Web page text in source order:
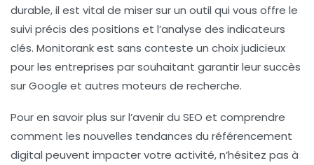
durable, il est vital de miser sur un outil qui vous offre le
suivi précis des positions et l’analyse des indicateurs
clés. Monitorank est sans conteste un choix judicieux
pour les entreprises par souhaitant garantir leur succès
surGoogle et autres moteurs de recherche.
Pour en savoir plus sur l’avenir du SEO et comprendre
comment les nouvelles tendances du référencement
digital peuvent impacter votre activité, n’hésitez pas à